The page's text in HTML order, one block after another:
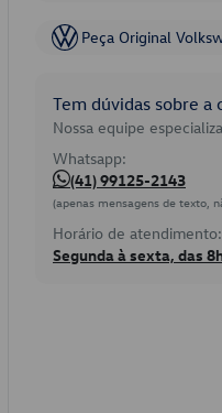
Peça Original
Tem dúvidas sobre
Nossa equipe
Whatsapp:
(41) 99125-2143
(apenas mensagens de texto,
Horário de atendimento:
Segunda à sexta, das